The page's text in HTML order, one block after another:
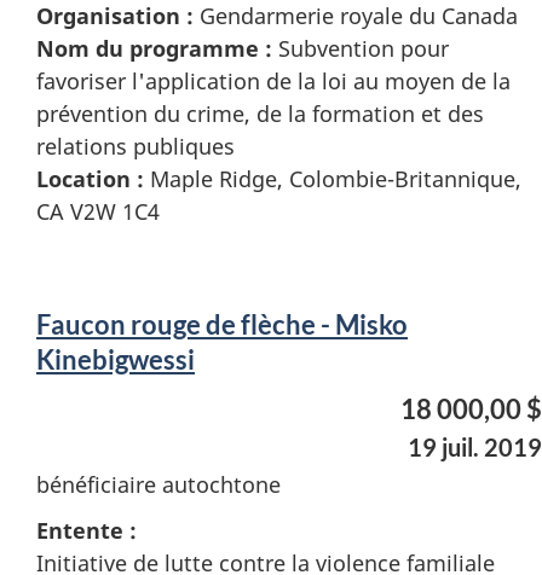
Organisation : Gendarmerie royale du Canada
Nom du programme : Subvention pour
favoriser l'application de la loi au moyen de la
prévention du crime, de la formation et des
relations publiques
Location : Maple Ridge, Colombie-Britannique,
CA V2W 1C4
Faucon rouge de flèche - Misko
Kinebigwessi
18 000,00 $
19 juil. 2019
bénéficiaire autochtone
Entente :
Initiative de lutte contre la violence familiale